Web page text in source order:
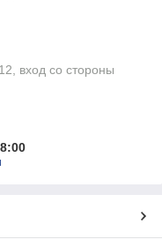
вход со стороны